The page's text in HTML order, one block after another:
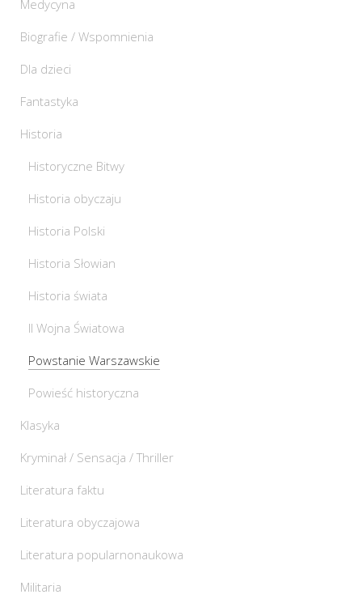
Medycyna
Biografie / Wspomnienia
Dla dzieci
Fantastyka
Historia
Historyczne Bitwy
Historia obyczaju
Historia Polski
Historia Słowian
Historia świata
II Wojna Światowa
Powstanie Warszawskie
Powieść historyczna
Klasyka
Kryminał / Sensacja / Thriller
Literatura faktu
Literatura obyczajowa
Literatura popularnonaukowa
Militaria